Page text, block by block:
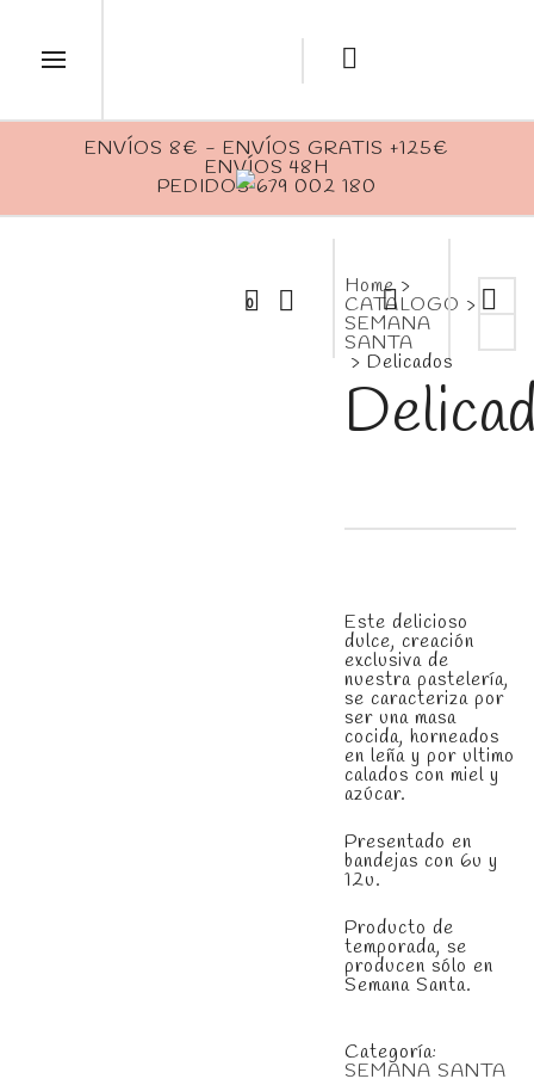
0
ENVÍOS 8€ - ENVÍOS GRATIS +125€
ENVÍOS 48H
PEDIDOS 679 002 180
Home >
CATALOGO >
SEMANA
SANTA
> Delicados
Este delicioso
dulce, creación
exclusiva de
nuestra pastelería,
se caracteriza por
ser una masa
cocida, horneados
en leña y por ultimo
calados con miel y
azúcar.
Presentado en
bandejas con 6u y
12u.
Producto de
temporada, se
producen sólo en
Semana Santa.
Categoría:
SEMANA SANTA